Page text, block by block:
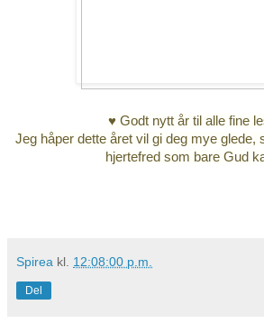
♥ Godt nytt år til alle fine
Jeg håper dette året vil gi deg mye glede,
hjertefred som bare Gud
Spirea kl. 12:08:00 p.m.
Del